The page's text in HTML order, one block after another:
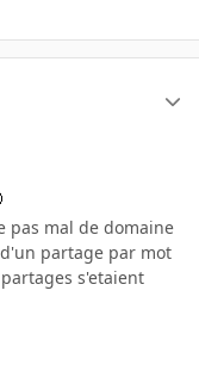
pas mal de domaine
partage par mot
s'etaient